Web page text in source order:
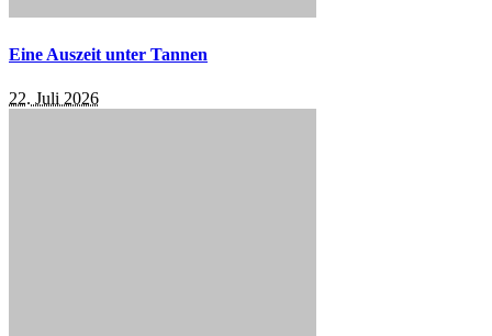
Eine Auszeit unter Tannen
22. Juli 2026